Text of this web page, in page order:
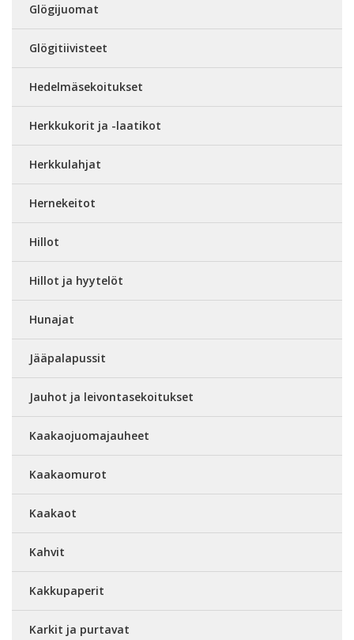
Glögijuomat
Glögitiivisteet
Hedelmäsekoitukset
Herkkukorit ja -laatikot
Herkkulahjat
Hernekeitot
Hillot
Hillot ja hyytelöt
Hunajat
Jääpalapussit
Jauhot ja leivontasekoitukset
Kaakaojuomajauheet
Kaakaomurot
Kaakaot
Kahvit
Kakkupaperit
Karkit ja purtavat